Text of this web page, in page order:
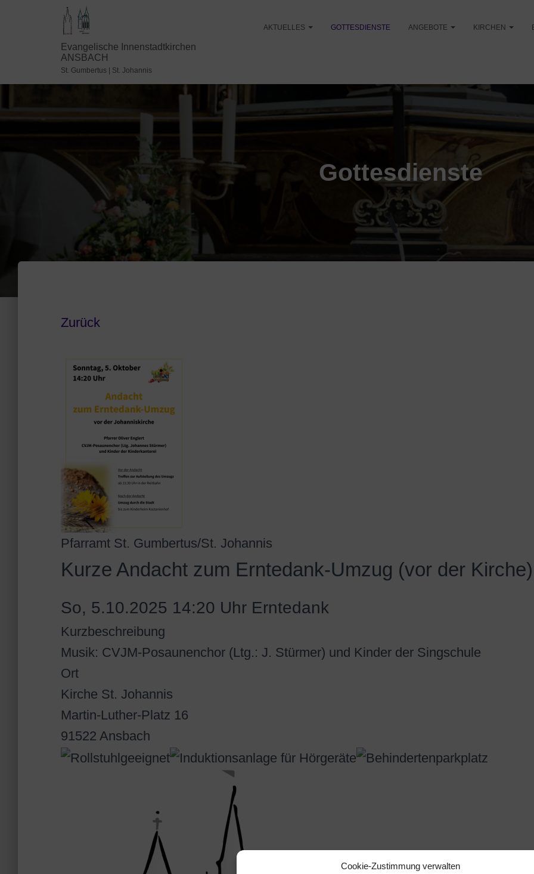
Cookie-Zustimmung verwalten
Evangelische Innenstadtkirchen
ANSBACH
St. Gumbertus | St. Johannis
AKTUELLES GOTTESDIENSTE ANGEBOTE KIRCHEN
Gottesdienste
Zurück
Pfarramt St. Gumbertus/St. Johannis
Kurze Andacht zum Erntedank-Umzug (vor der Kirche)
So, 5.10.2025 14:20 Uhr Erntedank
Kurzbeschreibung
Musik: CVJM-Posaunenchor (Ltg.: J. Stürmer) und Kinder der Singschule
Ort
Kirche St. Johannis
Martin-Luther-Platz 16
91522 Ansbach